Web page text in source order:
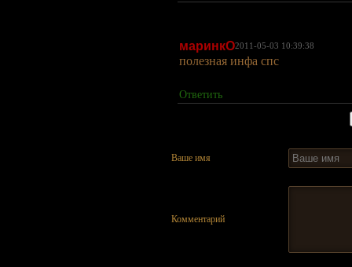
маринкО2011-05-03 10:39:38
полезная инфа спс
Ответить
Ваше имя
Комментарий